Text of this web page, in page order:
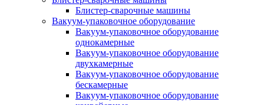
Блистер-сварочные машины
Вакуум-упаковочное оборудование
Вакуум-упаковочное оборудование
однокамерные
Вакуум-упаковочное оборудование
двухкамерные
Вакуум-упаковочное оборудование
беcкамерные
Вакуум-упаковочное оборудование